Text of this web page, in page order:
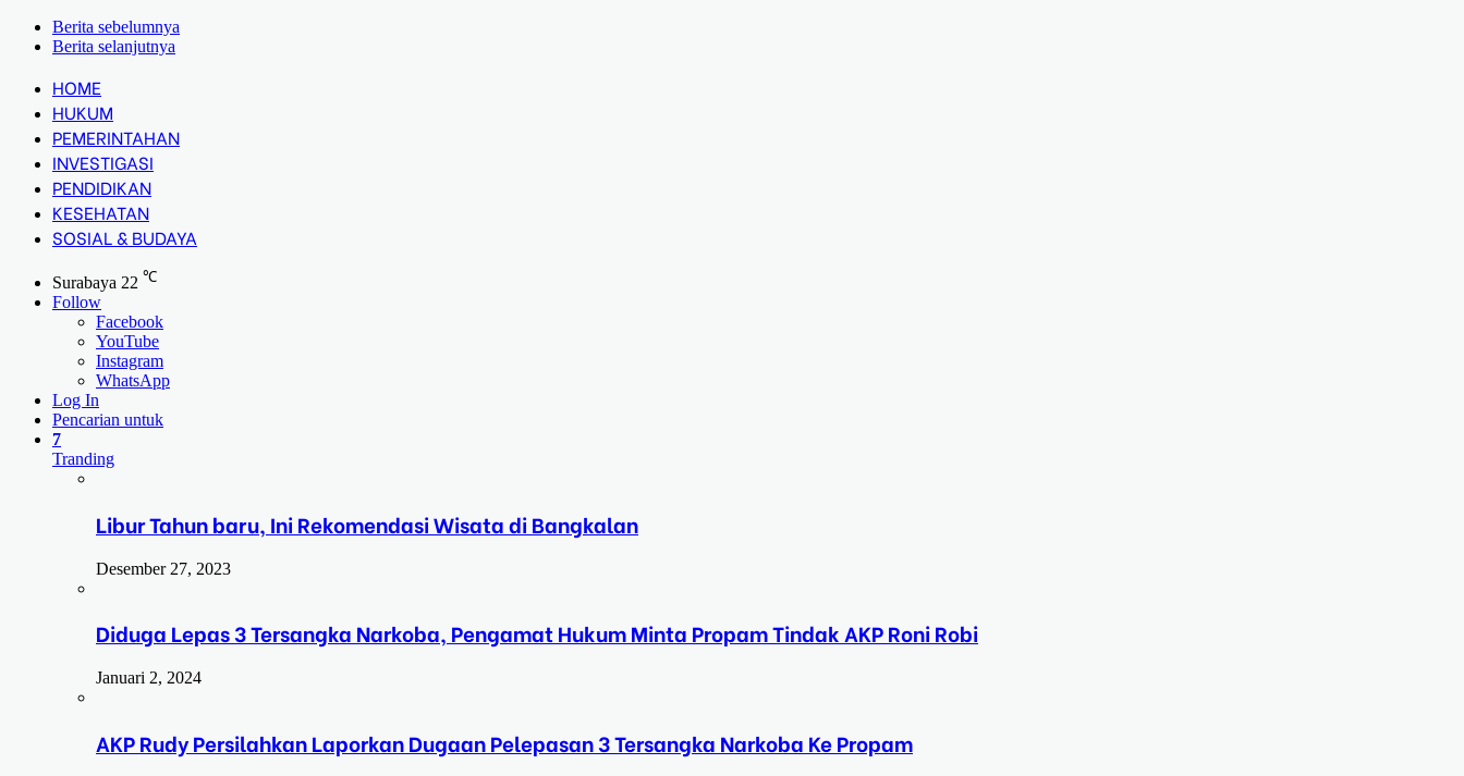
Berita sebelumnya
Berita selanjutnya
HOME
HUKUM
PEMERINTAHAN
INVESTIGASI
PENDIDIKAN
KESEHATAN
SOSIAL & BUDAYA
Surabaya 22 ℃
Follow
Facebook
YouTube
Instagram
WhatsApp
Log In
Pencarian untuk
7
Tranding
Libur Tahun baru, Ini Rekomendasi Wisata di Bangkalan
Desember 27, 2023
Diduga Lepas 3 Tersangka Narkoba, Pengamat Hukum Minta Propam Tindak AKP Roni Robi
Januari 2, 2024
AKP Rudy Persilahkan Laporkan Dugaan Pelepasan 3 Tersangka Narkoba Ke Propam